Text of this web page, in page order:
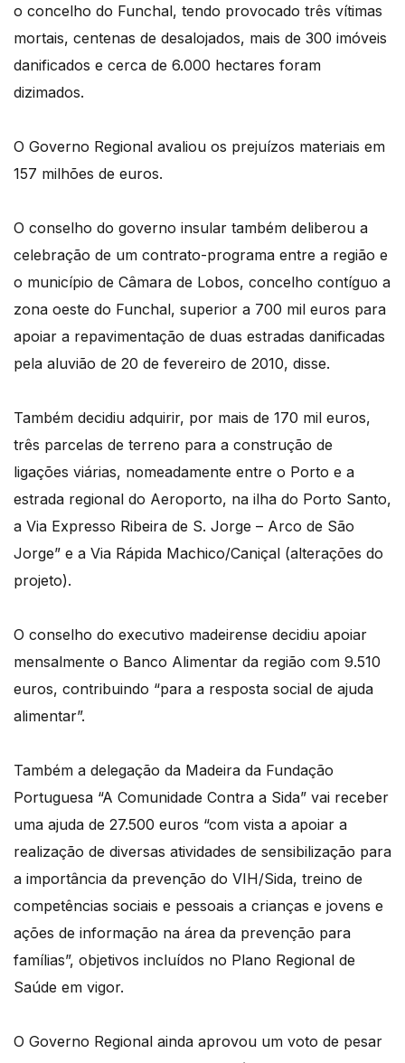
o concelho do Funchal, tendo provocado três vítimas
mortais, centenas de desalojados, mais de 300 imóveis
danificados e cerca de 6.000 hectares foram
dizimados.
O Governo Regional avaliou os prejuízos materiais em
157 milhões de euros.
O conselho do governo insular também deliberou a
celebração de um contrato-programa entre a região e
o município de Câmara de Lobos, concelho contíguo a
zona oeste do Funchal, superior a 700 mil euros para
apoiar a repavimentação de duas estradas danificadas
pela aluvião de 20 de fevereiro de 2010, disse.
Também decidiu adquirir, por mais de 170 mil euros,
três parcelas de terreno para a construção de
ligações viárias, nomeadamente entre o Porto e a
estrada regional do Aeroporto, na ilha do Porto Santo,
a Via Expresso Ribeira de S. Jorge – Arco de São
Jorge” e a Via Rápida Machico/Caniçal (alterações do
projeto).
O conselho do executivo madeirense decidiu apoiar
mensalmente o Banco Alimentar da região com 9.510
euros, contribuindo “para a resposta social de ajuda
alimentar”.
Também a delegação da Madeira da Fundação
Portuguesa “A Comunidade Contra a Sida” vai receber
uma ajuda de 27.500 euros “com vista a apoiar a
realização de diversas atividades de sensibilização para
a importância da prevenção do VIH/Sida, treino de
competências sociais e pessoais a crianças e jovens e
ações de informação na área da prevenção para
famílias”, objetivos incluídos no Plano Regional de
Saúde em vigor.
O Governo Regional ainda aprovou um voto de pesar